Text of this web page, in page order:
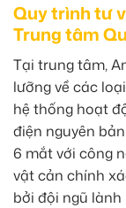
Quy trình tư
Trung tâm
Tại trung tâm,
lưỡng về các
hệ thống hoạt
điện nguyên
6 mắt với công
vật cản chính
bởi đội ngũ